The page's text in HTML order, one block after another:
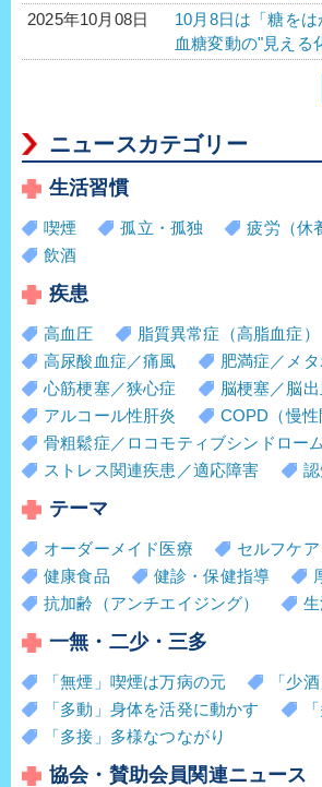
2025年10月08日
10月8日は「糖をは
血糖変動の"見える
ニュースカテゴリー
生活習慣
喫煙 孤立・孤独 疲労（休
飲酒
疾患
高血圧 脂質異常症（高脂血症）
高尿酸血症／痛風
肥満症／メ
心筋梗塞／狭心症
脳梗塞／脳出
アルコール性肝炎
COPD（慢性
骨粗鬆症／ロコモティブシンドロー
ストレス関連疾患／適応障害
テーマ
オーダーメイド医療 セルフケア
健康食品
健診・保健指導
抗加齢（アンチエイジング）
一無・二少・三多
「無煙」喫煙は万病の元
「少
「多動」身体を活発に動かす
「多接」多様なつながり
協会・賛助会員関連ニュース